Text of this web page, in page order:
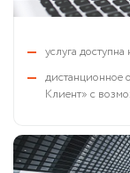
услуга
дистанционное
Клиент» с